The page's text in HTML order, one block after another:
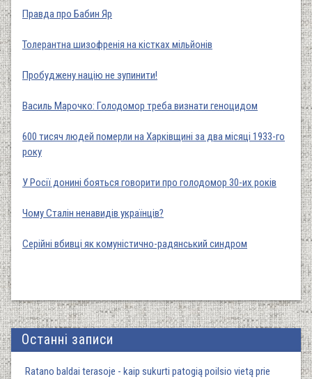
Правда про Бабин Яр
Толерантна шизофренія на кістках мільйонів
Пробуджену націю не зупинити!
Василь Марочко: Голодомор треба визнати геноцидом
600 тисяч людей померли на Харківщині за два місяці 1933-го
року
У Росії донині бояться говорити про голодомор 30-их років
Чому Сталін ненавидів українців?
Серійні вбивці як комуністично-радянський синдром
Останні записи
Ratano baldai terasoje - kaip sukurti patogią poilsio vietą prie